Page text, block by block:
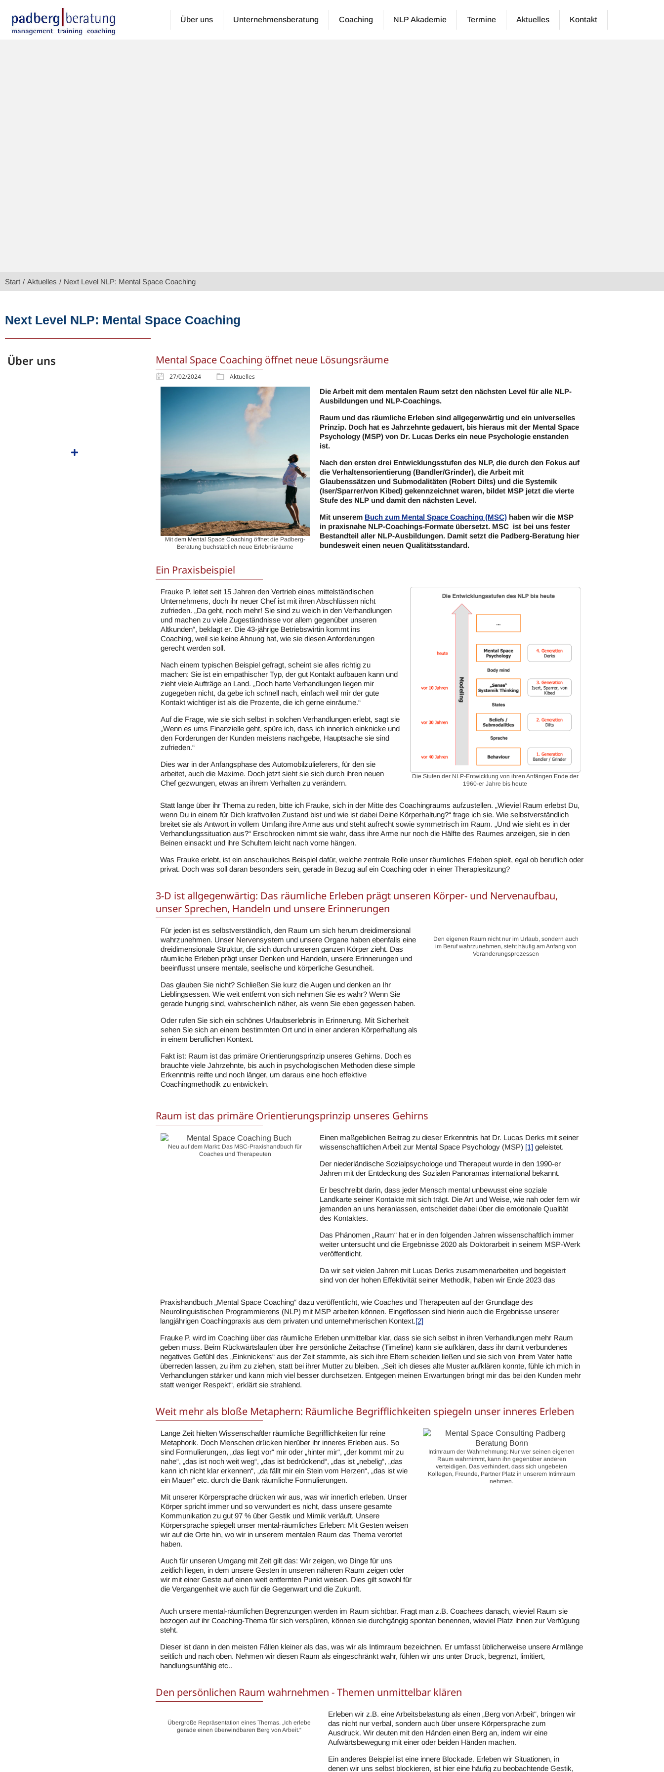
Über uns Unternehmensberatung Coaching NLP Akademie Termine Aktuelles Kontakt
Sie befinden sich hier:
Start Aktuelles Next Level NLP: Mental Space Coaching
Next Level NLP: Mental Space Coaching
Über uns Mental Space Coaching öffnet neue Lösungsräume
27/02/2024 Aktuelles
Mit dem Mental Space Coaching öffnet die Padberg-
Beratung buchstäblich neue Erlebnisräume
Die Arbeit mit dem mentalen Raum setzt den nächsten Level für alle NLP-
Ausbildungen und NLP-Coachings.
Raum und das räumliche Erleben sind allgegenwärtig und ein universelles
Prinzip. Doch hat es Jahrzehnte gedauert, bis hieraus mit der Mental Space
Psychology (MSP) von Dr. Lucas Derks ein neue Psychologie enstanden
ist.
Nach den ersten drei Entwicklungsstufen des NLP, die durch den Fokus auf
die Verhaltensorientierung (Bandler/Grinder), die Arbeit mit
Glaubenssätzen und Submodalitäten (Robert Dilts) und die Systemik
(Iser/Sparrer/von Kibed) gekennzeichnet waren, bildet MSP jetzt die vierte
Stufe des NLP und damit den nächsten Level.
Mit unserem Buch zum Mental Space Coaching (MSC)haben wir die MSP
in praxisnahe NLP-Coachings-Formate übersetzt. MSC ist bei uns fester
Bestandteil aller NLP-Ausbildungen. Damit setzt die Padberg-Beratung hier
bundesweit einen neuen Qualitätsstandard.
Ein Praxisbeispiel
Frauke P. leitet seit 15 Jahren den Vertrieb eines mittelständischen
Unternehmens, doch ihr neuer Chef ist mit ihren Abschlüssen nicht
zufrieden. „Da geht, noch mehr! Sie sind zu weich in den Verhandlungen
und machen zu viele Zugeständnisse vor allem gegenüber unseren
Altkunden“, beklagt er. Die 43-jährige Betriebswirtin kommt ins
Coaching, weil sie keine Ahnung hat, wie sie diesen Anforderungen
gerecht werden soll.
Nach einem typischen Beispiel gefragt, scheint sie alles richtig zu
machen: Sie ist ein empathischer Typ, der gut Kontakt aufbauen kann und
zieht viele Aufträge an Land. „Doch harte Verhandlungen liegen mir
zugegeben nicht, da gebe ich schnell nach, einfach weil mir der gute
Kontakt wichtiger ist als die Prozente, die ich gerne einräume.“
Auf die Frage, wie sie sich selbst in solchen Verhandlungen erlebt, sagt sie
„Wenn es ums Finanzielle geht, spüre ich, dass ich innerlich einknicke und
den Forderungen der Kunden meistens nachgebe, Hauptsache sie sind
zufrieden.“
Dies war in der Anfangsphase des Automobilzulieferers, für den sie
arbeitet, auch die Maxime. Doch jetzt sieht sie sich durch ihren neuen
Chef gezwungen, etwas an ihrem Verhalten zu verändern.
Die Stufen der NLP-Entwicklung von ihren Anfängen Ende der
1960-er Jahre bis heute
Statt lange über ihr Thema zu reden, bitte ich Frauke, sich in der Mitte des Coachingraums aufzustellen. „Wieviel Raum erlebst Du,
wenn Du in einem für Dich kraftvollen Zustand bist und wie ist dabei Deine Körperhaltung?“ frage ich sie. Wie selbstverständlich
breitet sie als Antwort in vollem Umfang ihre Arme aus und steht aufrecht sowie symmetrisch im Raum. „Und wie sieht es in der
Verhandlungssituation aus?“ Erschrocken nimmt sie wahr, dass ihre Arme nur noch die Hälfte des Raumes anzeigen, sie in den
Beinen einsackt und ihre Schultern leicht nach vorne hängen.
Was Frauke erlebt, ist ein anschauliches Beispiel dafür, welche zentrale Rolle unser räumliches Erleben spielt, egal ob beruflich oder
privat. Doch was soll daran besonders sein, gerade in Bezug auf ein Coaching oder in einer Therapiesitzung?
3-D ist allgegenwärtig: Das räumliche Erleben prägt unseren Körper- und Nervenaufbau,
unser Sprechen, Handeln und unsere Erinnerungen
Für jeden ist es selbstverständlich, den Raum um sich herum dreidimensional
wahrzunehmen. Unser Nervensystem und unsere Organe haben ebenfalls eine
dreidimensionale Struktur, die sich durch unseren ganzen Körper zieht. Das
räumliche Erleben prägt unser Denken und Handeln, unsere Erinnerungen und
beeinflusst unsere mentale, seelische und körperliche Gesundheit.
Das glauben Sie nicht? Schließen Sie kurz die Augen und denken an Ihr
Lieblingsessen. Wie weit entfernt von sich nehmen Sie es wahr? Wenn Sie
gerade hungrig sind, wahrscheinlich näher, als wenn Sie eben gegessen haben.
Oder rufen Sie sich ein schönes Urlaubserlebnis in Erinnerung. Mit Sicherheit
sehen Sie sich an einem bestimmten Ort und in einer anderen Körperhaltung als
in einem beruflichen Kontext.
Fakt ist: Raum ist das primäre Orientierungsprinzip unseres Gehirns. Doch es
brauchte viele Jahrzehnte, bis auch in psychologischen Methoden diese simple
Erkenntnis reifte und noch länger, um daraus eine hoch effektive
Coachingmethodik zu entwickeln.
Den eigenen Raum nicht nur im Urlaub, sondern auch
im Beruf wahrzunehmen, steht häufig am Anfang von
Veränderungsprozessen
Raum ist das primäre Orientierungsprinzip unseres Gehirns
Neu auf dem Markt: Das MSC-Praxishandbuch für
Coaches und Therapeuten
Einen maßgeblichen Beitrag zu dieser Erkenntnis hat Dr. Lucas Derks mit seiner
wissenschaftlichen Arbeit zur Mental Space Psychology (MSP) [1] geleistet.
Der niederländische Sozialpsychologe und Therapeut wurde in den 1990-er
Jahren mit der Entdeckung des Sozialen Panoramas international bekannt.
Er beschreibt darin, dass jeder Mensch mental unbewusst eine soziale
Landkarte seiner Kontakte mit sich trägt. Die Art und Weise, wie nah oder fern wir
jemanden an uns heranlassen, entscheidet dabei über die emotionale Qualität
des Kontaktes.
Das Phänomen „Raum“ hat er in den folgenden Jahren wissenschaftlich immer
weiter untersucht und die Ergebnisse 2020 als Doktorarbeit in seinem MSP-Werk
veröffentlicht.
Da wir seit vielen Jahren mit Lucas Derks zusammenarbeiten und begeistert
sind von der hohen Effektivität seiner Methodik, haben wir Ende 2023 das
Praxishandbuch „Mental Space Coaching“ dazu veröffentlicht, wie Coaches und Therapeuten auf der Grundlage des
Neurolinguistischen Programmierens (NLP) mit MSP arbeiten können. Eingeflossen sind hierin auch die Ergebnisse unserer
langjährigen Coachingpraxis aus dem privaten und unternehmerischen Kontext.[2]
Frauke P. wird im Coaching über das räumliche Erleben unmittelbar klar, dass sie sich selbst in ihren Verhandlungen mehr Raum
geben muss. Beim Rückwärtslaufen über ihre persönliche Zeitachse (Timeline) kann sie aufklären, dass ihr damit verbundenes
negatives Gefühl des „Einknickens“ aus der Zeit stammte, als sich ihre Eltern scheiden ließen und sie sich von ihrem Vater hatte
überreden lassen, zu ihm zu ziehen, statt bei ihrer Mutter zu bleiben. „Seit ich dieses alte Muster aufklären konnte, fühle ich mich in
Verhandlungen stärker und kann mich viel besser durchsetzen. Entgegen meinen Erwartungen bringt mir das bei den Kunden mehr
statt weniger Respekt“, erklärt sie strahlend.
Weit mehr als bloße Metaphern: Räumliche Begrifflichkeiten spiegeln unser inneres Erleben
Lange Zeit hielten Wissenschaftler räumliche Begrifflichkeiten für reine
Metaphorik. Doch Menschen drücken hierüber ihr inneres Erleben aus. So
sind Formulierungen, „das liegt vor“ mir oder „hinter mir“, „der kommt mir zu
nahe“, „das ist noch weit weg“, „das ist bedrückend“, „das ist „nebelig“, „das
kann ich nicht klar erkennen“, „da fällt mir ein Stein vom Herzen“, „das ist wie
ein Mauer“ etc. durch die Bank räumliche Formulierungen.
Mit unserer Körpersprache drücken wir aus, was wir innerlich erleben. Unser
Körper spricht immer und so verwundert es nicht, dass unsere gesamte
Kommunikation zu gut 97 % über Gestik und Mimik verläuft. Unsere
Körpersprache spiegelt unser mental-räumliches Erleben: Mit Gesten weisen
wir auf die Orte hin, wo wir in unserem mentalen Raum das Thema verortet
haben.
Auch für unseren Umgang mit Zeit gilt das: Wir zeigen, wo Dinge für uns
zeitlich liegen, in dem unsere Gesten in unseren näheren Raum zeigen oder
wir mit einer Geste auf einen weit entfernten Punkt weisen. Dies gilt sowohl für
die Vergangenheit wie auch für die Gegenwart und die Zukunft.
Intimraum der Wahrnehmung: Nur wer seinen eigenen
Raum wahrnimmt, kann ihn gegenüber anderen
verteidigen. Das verhindert, dass sich ungebeten
Kollegen, Freunde, Partner Platz in unserem Intimraum
nehmen.
Auch unsere mental-räumlichen Begrenzungen werden im Raum sichtbar. Fragt man z.B. Coachees danach, wieviel Raum sie
bezogen auf ihr Coaching-Thema für sich verspüren, können sie durchgängig spontan benennen, wieviel Platz ihnen zur Verfügung
steht.
Dieser ist dann in den meisten Fällen kleiner als das, was wir als Intimraum bezeichnen. Er umfasst üblicherweise unsere Armlänge
seitlich und nach oben. Nehmen wir diesen Raum als eingeschränkt wahr, fühlen wir uns unter Druck, begrenzt, limitiert,
handlungsunfähig etc..
Den persönlichen Raum wahrnehmen - Themen unmittelbar klären
Übergroße Repräsentation eines Themas. „Ich erlebe
gerade einen überwindbaren Berg von Arbeit.“
Erleben wir z.B. eine Arbeitsbelastung als einen „Berg von Arbeit“, bringen wir
das nicht nur verbal, sondern auch über unsere Körpersprache zum
Ausdruck. Wir deuten mit den Händen einen Berg an, indem wir eine
Aufwärtsbewegung mit einer oder beiden Händen machen.
Ein anderes Beispiel ist eine innere Blockade. Erleben wir Situationen, in
denen wir uns selbst blockieren, ist hier eine häufig zu beobachtende Gestik,